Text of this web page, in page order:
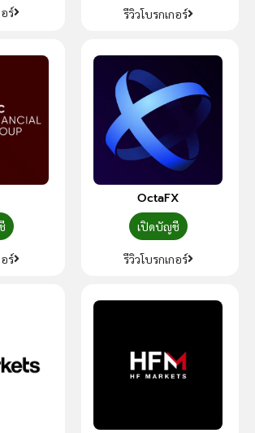
ร์ รีวิวโบรกเกอร์
ร์
OctaFX
เปิดบัญชี
รีวิวโบรกเกอร์